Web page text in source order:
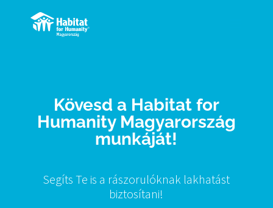
Kövesd a Habitat for
Humanity Magyarország
munkáját!
Segíts Te is a rászorulóknak lakhatást
biztosítani!